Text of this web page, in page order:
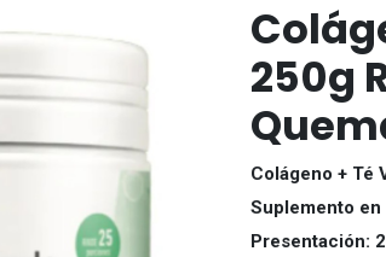
250g
Colágeno + Té
Suplemento
Presentación: